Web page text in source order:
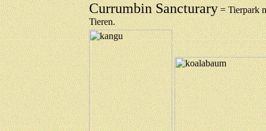
Currumbin Sancturary= Tierpark
Tieren.